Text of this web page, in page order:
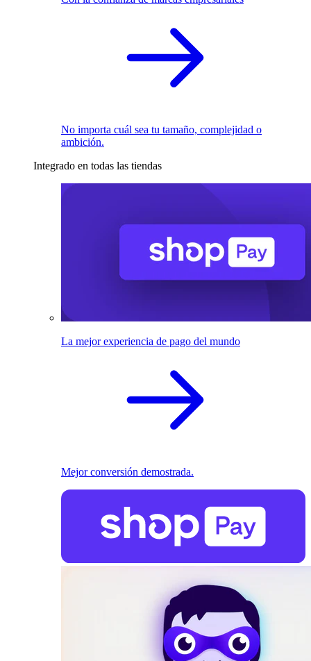
No importa cuál sea tu tamaño, complejidad o
ambición.
Integrado en todas las tiendas
La mejor experiencia de pago del mundo
Mejor conversión demostrada.